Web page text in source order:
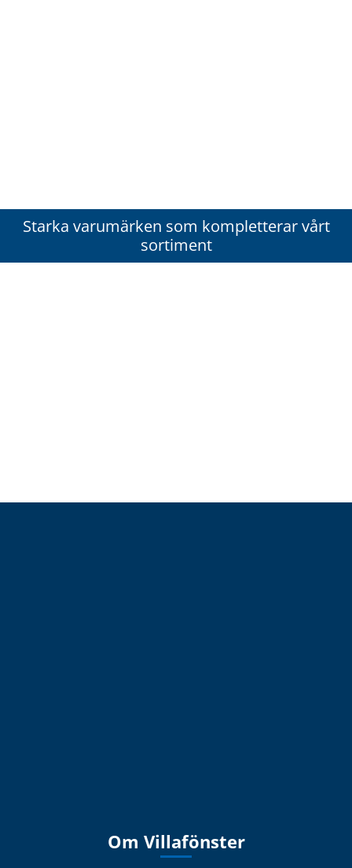
Starka varumärken som kompletterar vårt
sortiment
Om Villafönster